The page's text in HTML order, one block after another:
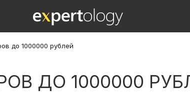
до 1000000 рублей
ДО 1000000